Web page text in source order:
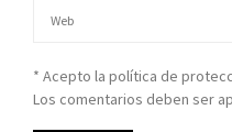
* Acepto la política de
Los comentarios deben ser